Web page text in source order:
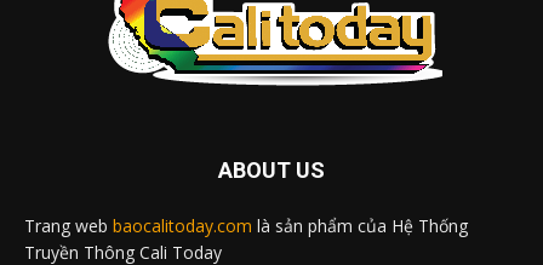
ABOUT US
Trang web baocalitoday.com là sản phẩm của Hệ Thống
Truyền Thông Cali Today